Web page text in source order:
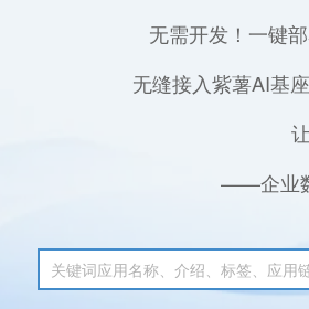
无需开发！一键
无缝接入紫薯AI基
——企业